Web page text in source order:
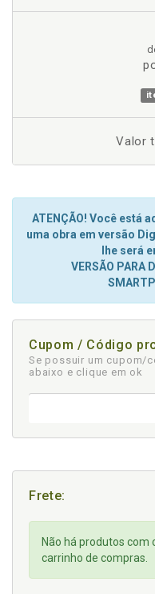
Valor
ATENÇÃO! Você está
uma obra em versão
lhe será
VERSÃO PARA
Cupom / Código
Se possuir um cupom/
abaixo e clique em ok
Frete:
Não há produtos
carrinho de compras.